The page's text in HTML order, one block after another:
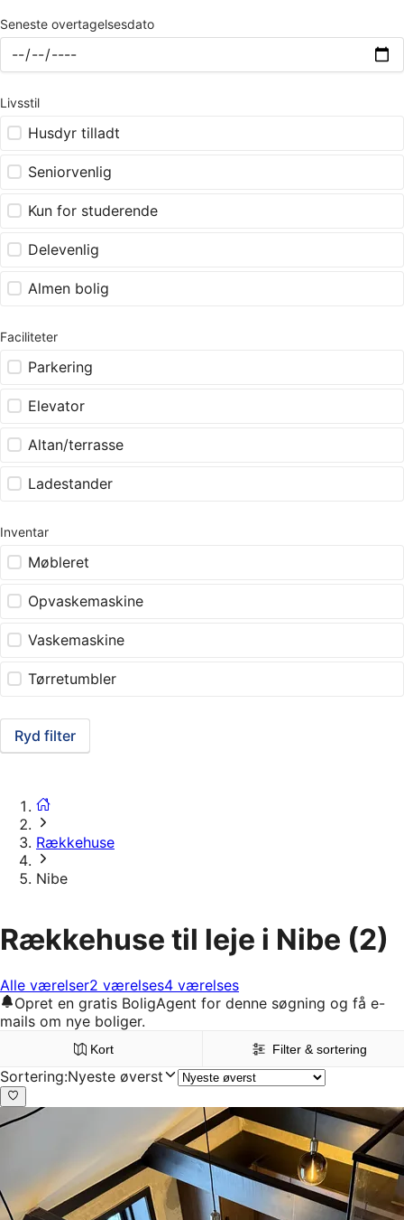
Seneste overtagelsesdato
Livsstil
Husdyr tilladt
Seniorvenlig
Kun for studerende
Delevenlig
Almen bolig
Faciliteter
Parkering
Elevator
Altan/terrasse
Ladestander
Inventar
Møbleret
Opvaskemaskine
Vaskemaskine
Tørretumbler
Ryd filter
Rækkehuse
Nibe
Rækkehuse til leje i Nibe (2)
Alle værelser2 værelses4 værelses
Opret en gratis BoligAgent for denne søgning og få e-
mails om nye boliger.
Kort Filter & sortering
Sortering:Nyeste øverst